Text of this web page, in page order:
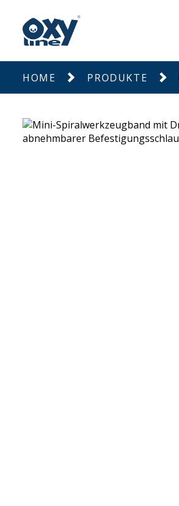
HOME PRODUKTE